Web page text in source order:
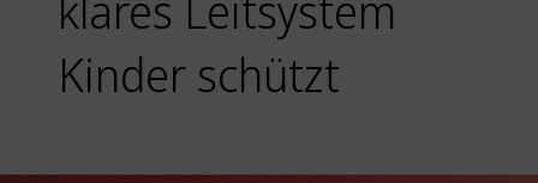
Kinder schützt